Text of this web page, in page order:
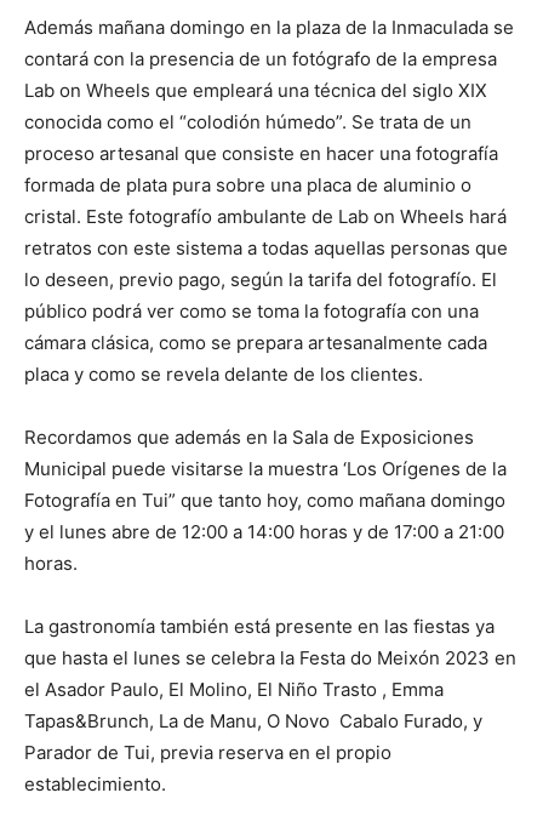
Además mañana domingo en la plaza de la Inmaculada se
contará con la presencia de un fotógrafo de la empresa
Lab on Wheels que empleará una técnica del siglo XIX
conocida como el “colodión húmedo”. Se trata de un
proceso artesanal que consiste en hacer una fotografía
formada de plata pura sobre una placa de aluminio o
cristal. Este fotografío ambulante de Lab on Wheels hará
retratos con este sistema a todas aquellas personas que
lo deseen, previo pago, según la tarifa del fotografío. El
público podrá ver como se toma la fotografía con una
cámara clásica, como se prepara artesanalmente cada
placa y como se revela delante de los clientes.
Recordamos que además en la Sala de Exposiciones
Municipal puede visitarse la muestra ‘Los Orígenes de la
Fotografía en Tui” que tanto hoy, como mañana domingo
y el lunes abre de 12:00 a 14:00 horas y de 17:00 a 21:00
horas.
La gastronomía también está presente en las fiestas ya
que hasta el lunes se celebra la Festa do Meixón 2023 en
el Asador Paulo, El Molino, El Niño Trasto , Emma
Tapas&Brunch, La de Manu, O Novo Cabalo Furado, y
Parador de Tui, previa reserva en el propio
establecimiento.